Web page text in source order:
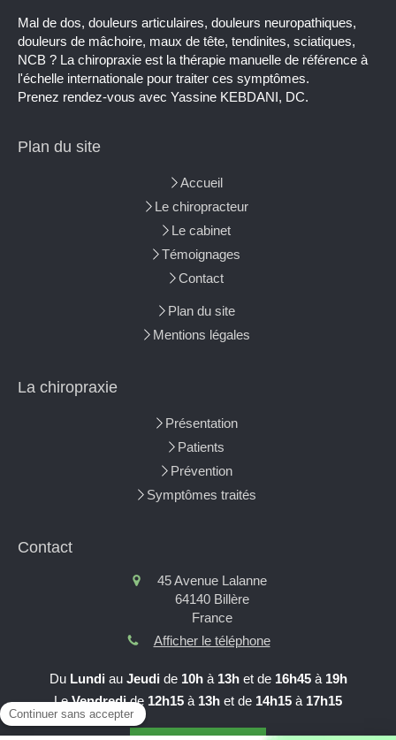
Mal de dos, douleurs articulaires, douleurs neuropathiques,
douleurs de mâchoire, maux de tête, tendinites, sciatiques,
NCB ? La chiropraxie est la thérapie manuelle de référence à
l'échelle internationale pour traiter ces symptômes.
Prenez rendez-vous avec Yassine KEBDANI, DC.
Plan du site
Accueil
Le chiropracteur
Le cabinet
Témoignages
Contact
Plan du site
Mentions légales
La chiropraxie
Présentation
Patients
Prévention
Symptômes traités
Contact
45 Avenue Lalanne
64140 Billère
France
Afficher le téléphone
Du Lundi au Jeudi de 10hà 13het de 16h45à 19h
LeVendredide 12h15 à 13h et de 14h15 à 17h15